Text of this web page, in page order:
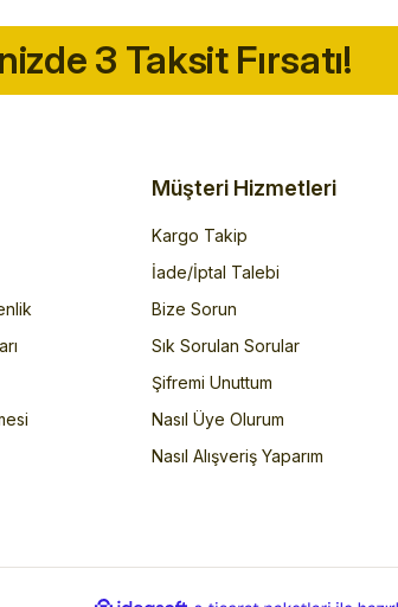
3 Taksit Fırsatı!
Müşteri Hizmetleri
Kargo Takip
İade/İptal Talebi
Bize Sorun
Sık Sorulan Sorular
Şifremi Unuttum
Nasıl Üye Olurum
Nasıl Alışveriş Yaparım